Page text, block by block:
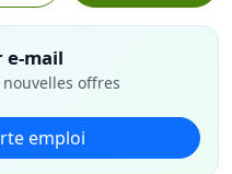
e-mail
offres
emploi